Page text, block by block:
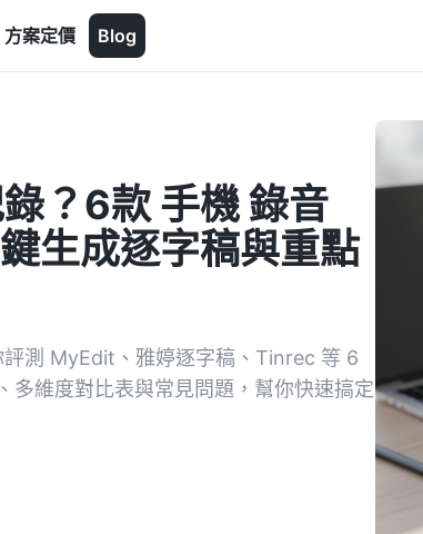
方案定價 Blog
？6款 手機 錄音
生成逐字稿與重點
測 MyEdit、雅婷逐字稿、Tinrec 等 6
多維度對比表與常見問題，幫你快速搞定